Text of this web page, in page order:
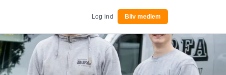
Log ind Bliv medlem